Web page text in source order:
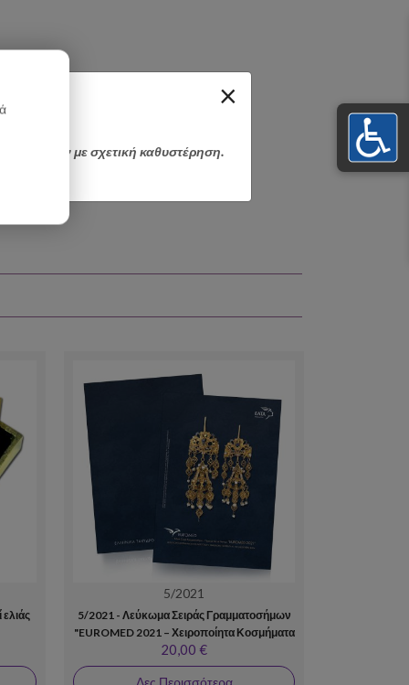
×
με σχετική καθυστέρηση.
5/2021
5/2021 - Λεύκωμα Σειράς Γραμματοσήμων
"EUROMED 2021 – Χειροποίητα Κοσμήματα
της Μεσογείου"
20,00 €
Δες Περισσότερα